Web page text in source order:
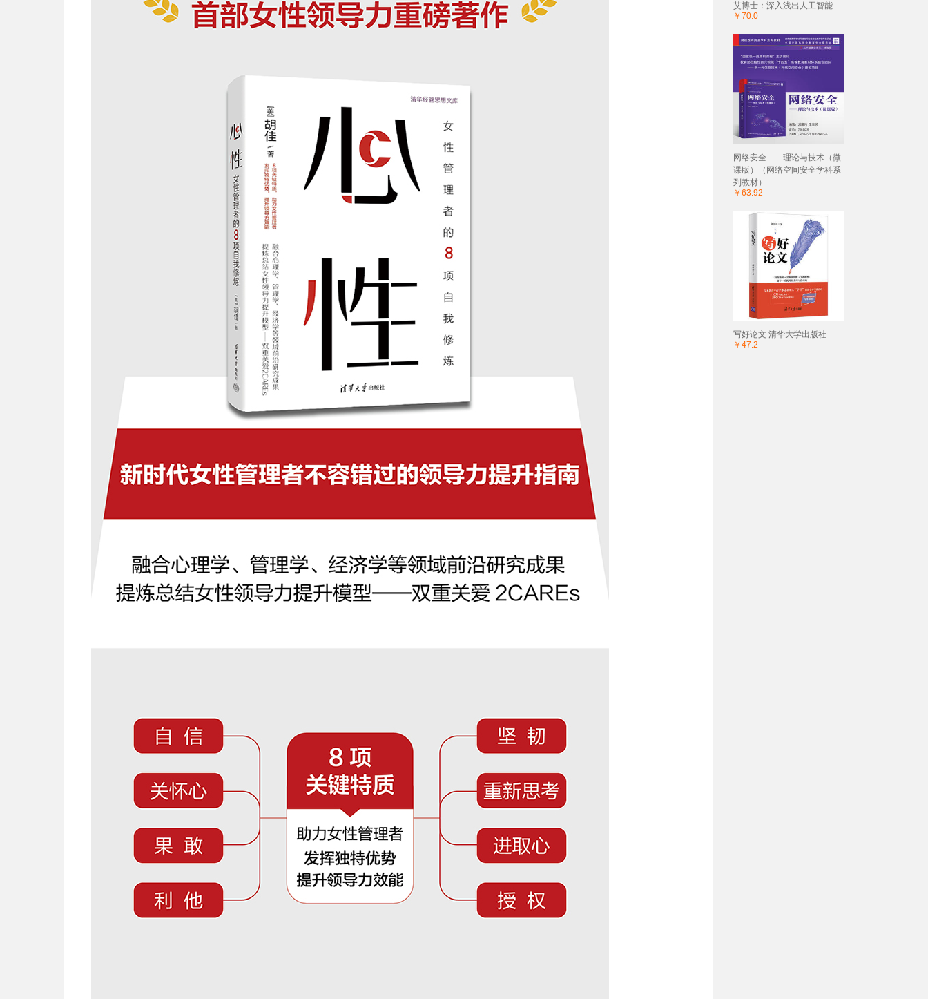
艾博士：深入浅出人工智能
￥70.0
网络安全——理论与技术（微
课版）（网络空间安全学科系
列教材）
￥63.92
写好论文 清华大学出版社
￥47.2